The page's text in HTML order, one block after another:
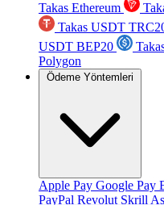
Takas Ethereum
Takas USDT
USDT BEP20
Polygon
Ödeme Yöntemleri
Apple Pay Google Pay
PayPal Revolut Skrill